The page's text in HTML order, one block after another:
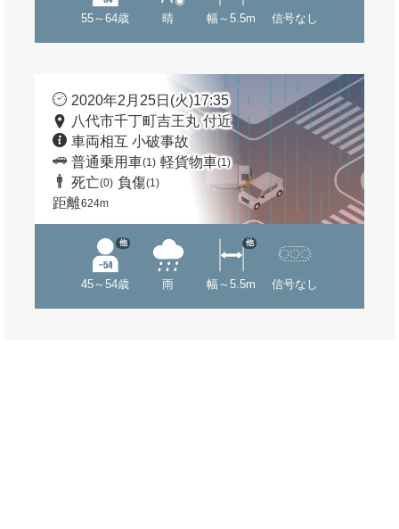
55～64歳 晴 幅～5.5m 信号なし
2020年2月25日(火)17:35
八代市千丁町吉王丸 付近
車両相互 小破事故
普通乗用車(1) 軽貨物車(1)
死亡(0) 負傷(1)
距離624m
45～54歳
他
雨 幅～5.5m
他
信号なし